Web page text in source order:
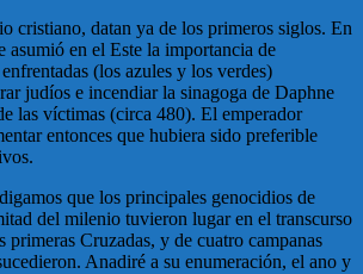
cristiano, datan ya de los primeros siglos. En
asumió en el Este la importancia de
(los azules y los verdes)
judíos e incendiar la sinagoga de Daphne
las víctimas (circa 480). El emperador
entonces que hubiera sido preferible
que los principales genocidios de
del milenio tuvieron lugar en el transcurso
primeras Cruzadas, y de cuatro campanas
Anadiré a su enumeración, el ano y